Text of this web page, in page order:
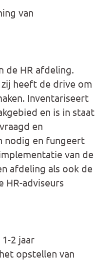
van
de HR afdeling.
heeft de drive om
Inventariseert
en is in staat
en
nodig en fungeert
van de
afdeling als ook de
HR-adviseurs
2 jaar
opstellen van